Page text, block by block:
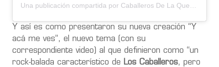
Y así es como presentaron su nueva creación “Y
acá me ves”, el nuevo tema (con su
correspondiente video) al que definieron como “un
rock-balada característico de Los Caballeros, pero